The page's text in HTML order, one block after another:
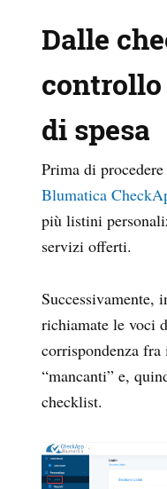
Dalle
di spesa
Prima di
Blumatica
più listini
servizi offerti.
Successivamente,
richiamate le voci
corrispondenza
“mancanti” e,
checklist.